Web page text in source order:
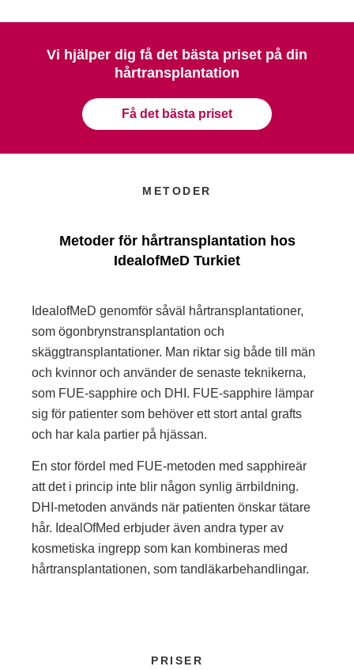
Vi hjälper dig få det bästa priset på din
hårtransplantation
Få det bästa priset
METODER
Metoder för hårtransplantation hos
IdealofMeD Turkiet
IdealofMeD genomför såväl hårtransplantationer,
som ögonbrynstransplantation och
skäggtransplantationer. Man riktar sig både till män
och kvinnor och använder de senaste teknikerna,
som FUE-sapphire och DHI. FUE-sapphire lämpar
sig för patienter som behöver ett stort antal grafts
och har kala partier på hjässan.
En stor fördel med FUE-metoden med sapphireär
att det i princip inte blir någon synlig ärrbildning.
DHI-metoden används när patienten önskar tätare
hår. IdealOfMed erbjuder även andra typer av
kosmetiska ingrepp som kan kombineras med
hårtransplantationen, som tandläkarbehandlingar.
PRISER